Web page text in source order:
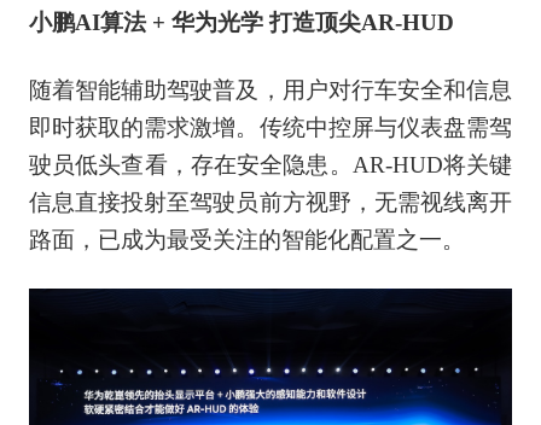
小鹏AI算法 + 华为光学 打造顶尖AR-HUD
随着智能辅助驾驶普及，用户对行车安全和信息
即时获取的需求激增。传统中控屏与仪表盘需驾
驶员低头查看，存在安全隐患。AR-HUD将关键
信息直接投射至驾驶员前方视野，无需视线离开
路面，已成为最受关注的智能化配置之一。